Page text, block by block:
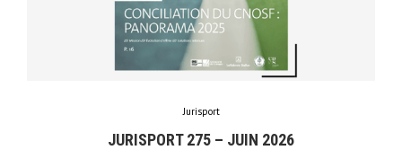
Jurisport
JURISPORT 275 – JUIN 2026